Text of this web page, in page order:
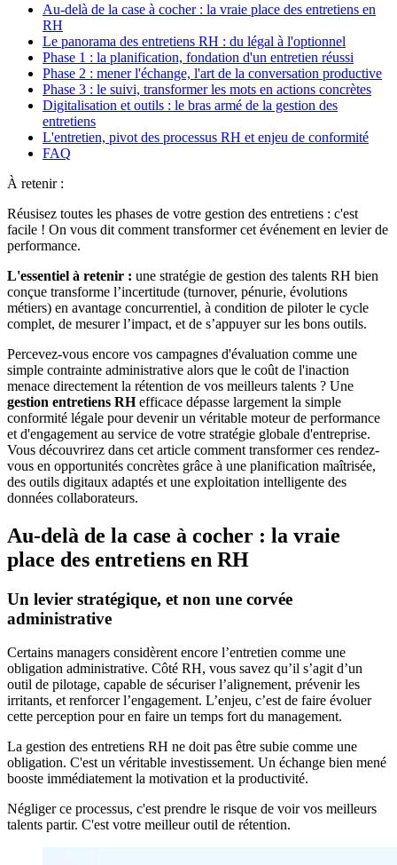
Au-delà de la case à cocher : la vraie place des entretiens en
RH
Le panorama des entretiens RH : du légal à l'optionnel
Phase 1 : la planification, fondation d'un entretien réussi
Phase 2 : mener l'échange, l'art de la conversation productive
Phase 3 : le suivi, transformer les mots en actions concrètes
Digitalisation et outils : le bras armé de la gestion des
entretiens
L'entretien, pivot des processus RH et enjeu de conformité
FAQ
À retenir :
Réusisez toutes les phases de votre gestion des entretiens : c'est
facile ! On vous dit comment transformer cet événement en levier de
performance.
L'essentiel à retenir : une stratégie de gestion des talents RH bien
conçue transforme l’incertitude (turnover, pénurie, évolutions
métiers) en avantage concurrentiel, à condition de piloter le cycle
complet, de mesurer l’impact, et de s’appuyer sur les bons outils.
Percevez-vous encore vos campagnes d'évaluation comme une
simple contrainte administrative alors que le coût de l'inaction
menace directement la rétention de vos meilleurs talents ? Une
gestion entretiens RHefficace dépasse largement la simple
conformité légale pour devenir un véritable moteur de performance
et d'engagement au service de votre stratégie globale d'entreprise.
Vous découvrirez dans cet article comment transformer ces rendez-
vous en opportunités concrètes grâce à une planification maîtrisée,
des outils digitaux adaptés et une exploitation intelligente des
données collaborateurs.
Au-delà de la case à cocher : la vraie
place des entretiens en RH
Un levier stratégique, et non une corvée
administrative
Certains managers considèrent encore l’entretien comme une
obligation administrative. Côté RH, vous savez qu’il s’agit d’un
outil de pilotage, capable de sécuriser l’alignement, prévenir les
irritants, et renforcer l’engagement. L’enjeu, c’est de faire évoluer
cette perception pour en faire un temps fort du management.
La gestion des entretiens RH ne doit pas être subie comme une
obligation. C'est un véritable investissement. Un échange bien mené
booste immédiatement la motivation et la productivité.
Négliger ce processus, c'est prendre le risque de voir vos meilleurs
talents partir. C'est votre meilleur outil de rétention.